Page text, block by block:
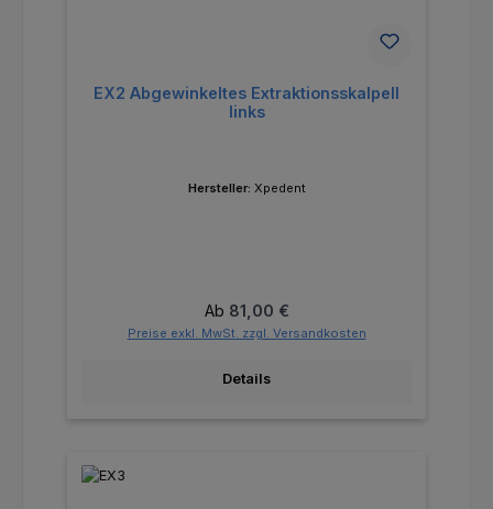
EX2 Abgewinkeltes Extraktionsskalpell
links
Hersteller: Xpedent
Regulärer Preis:
Ab 81,00 €
Preise exkl. MwSt. zzgl. Versandkosten
Details